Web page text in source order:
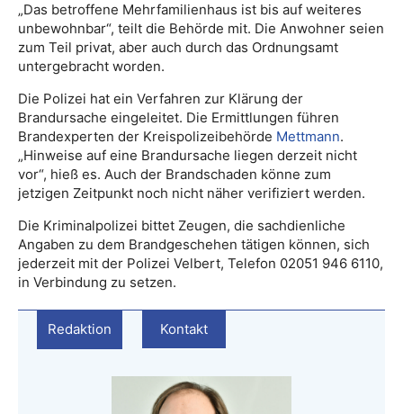
„Das betroffene Mehrfamilienhaus ist bis auf weiteres
unbewohnbar“, teilt die Behörde mit. Die Anwohner seien
zum Teil privat, aber auch durch das Ordnungsamt
untergebracht worden.
Die Polizei hat ein Verfahren zur Klärung der
Brandursache eingeleitet. Die Ermittlungen führen
Brandexperten der Kreispolizeibehörde Mettmann.
„Hinweise auf eine Brandursache liegen derzeit nicht
vor“, hieß es. Auch der Brandschaden könne zum
jetzigen Zeitpunkt noch nicht näher verifiziert werden.
Die Kriminalpolizei bittet Zeugen, die sachdienliche
Angaben zu dem Brandgeschehen tätigen können, sich
jederzeit mit der Polizei Velbert, Telefon 02051 946 6110,
in Verbindung zu setzen.
Redaktion Kontakt